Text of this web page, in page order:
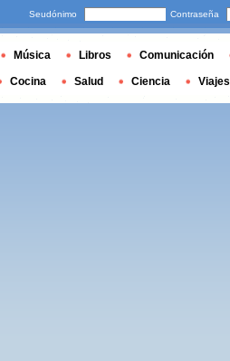
Seudónimo Contraseña
Música Libros Comunicación
Cocina Salud Ciencia Viajes